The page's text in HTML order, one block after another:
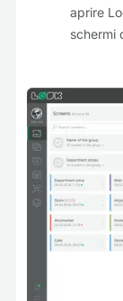
aprire
schermi